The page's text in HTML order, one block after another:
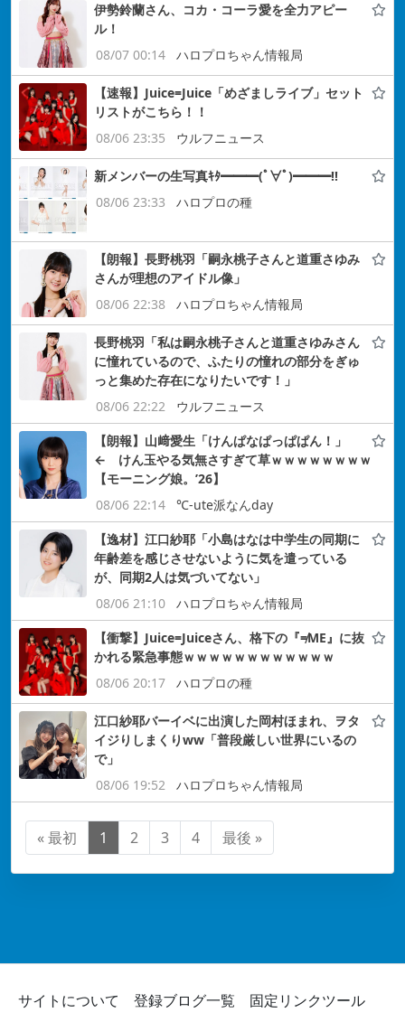
伊勢鈴蘭さん、コカ・コーラ愛を全力アピー
ル！
08/07 00:14
ハロプロちゃん情報局
【速報】Juice=Juice「めざましライブ」セット
リストがこちら！！
08/06 23:35
ウルフニュース
新メンバーの生写真ｷﾀ━━━(ﾟ∀ﾟ)━━━!!
08/06 23:33
ハロプロの種
【朗報】長野桃羽「嗣永桃子さんと道重さゆみ
さんが理想のアイドル像」
08/06 22:38
ハロプロちゃん情報局
長野桃羽「私は嗣永桃子さんと道重さゆみさん
に憧れているので、ふたりの憧れの部分をぎゅ
っと集めた存在になりたいです！」
08/06 22:22
ウルフニュース
【朗報】山﨑愛生「けんぱなぱっぱぱん！」
← けん玉やる気無さすぎて草ｗｗｗｗｗｗｗｗ
【モーニング娘。’26】
08/06 22:14
℃-ute派なんday
【逸材】江口紗耶「小島はなは中学生の同期に
年齢差を感じさせないように気を遣っている
が、同期2人は気づいてない」
08/06 21:10
ハロプロちゃん情報局
【衝撃】Juice=Juiceさん、格下の『≠ME』に抜
かれる緊急事態ｗｗｗｗｗｗｗｗｗｗｗｗ
08/06 20:17
ハロプロの種
江口紗耶バーイベに出演した岡村ほまれ、ヲタ
イジりしまくりww「普段厳しい世界にいるの
で」
08/06 19:52
ハロプロちゃん情報局
« 最初 1 2 3 4 最後 »
サイトについて 登録ブログ一覧 固定リンクツール